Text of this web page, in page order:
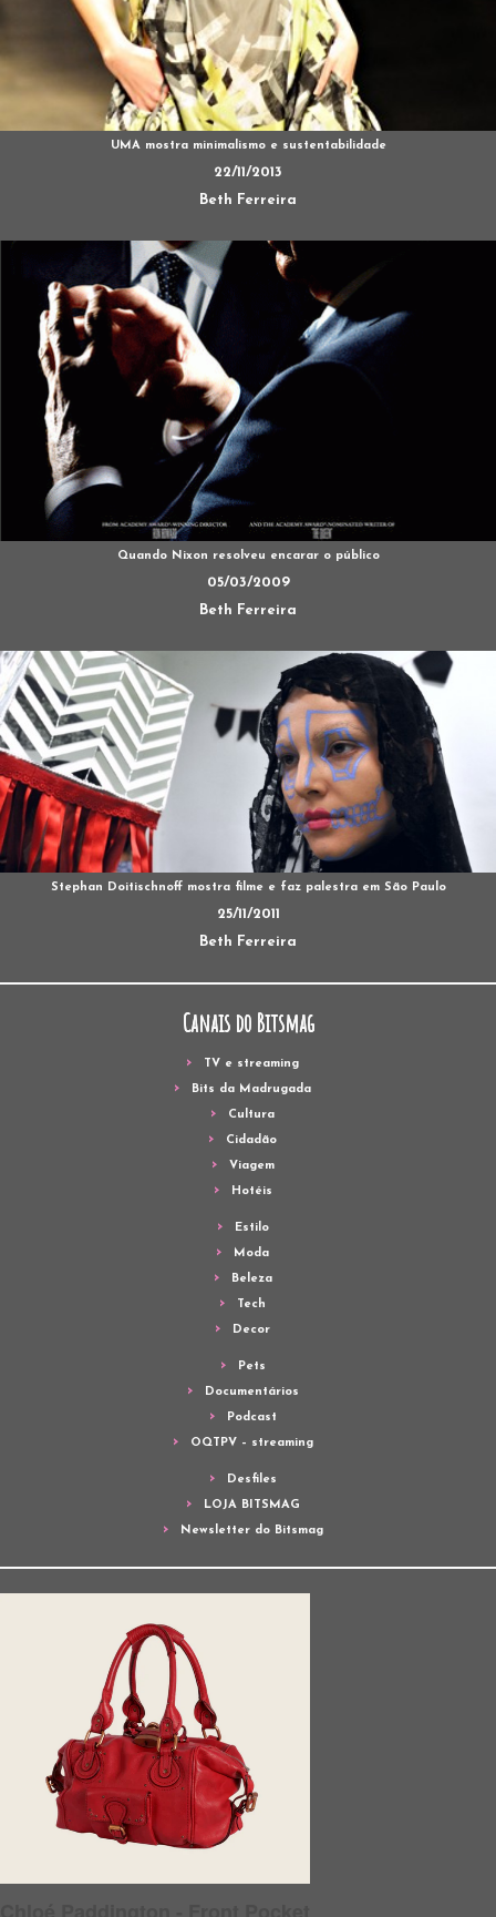
UMA mostra minimalismo e sustentabilidade
22/11/2013
Beth Ferreira
Quando Nixon resolveu encarar o público
05/03/2009
Beth Ferreira
Stephan Doitischnoff mostra filme e faz palestra em São Paulo
25/11/2011
Beth Ferreira
Canais do Bitsmag
TV e streaming
Bits da Madrugada
Cultura
Cidadão
Viagem
Hotéis
Estilo
Moda
Beleza
Tech
Decor
Pets
Documentários
Podcast
OQTPV – streaming
Desfiles
LOJA BITSMAG
Newsletter do Bitsmag